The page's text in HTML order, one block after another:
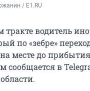
/ E1.RU
тракте водитель
по «зебре»
месте до
сообщается в